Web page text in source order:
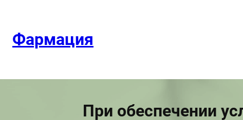
содержимому
Фармация
При обеспечении